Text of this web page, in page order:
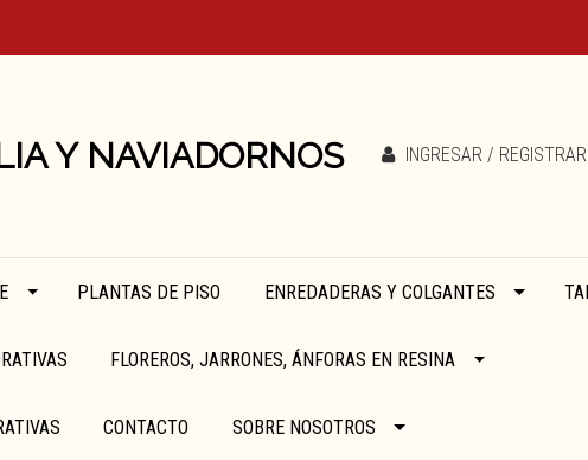
Y NAVIADORNOS INGRESAR /
PLANTAS DE PISO ENREDADERAS Y COLGANTES
FLOREROS, JARRONES, ÁNFORAS EN RESINA
CONTACTO SOBRE NOSOTROS